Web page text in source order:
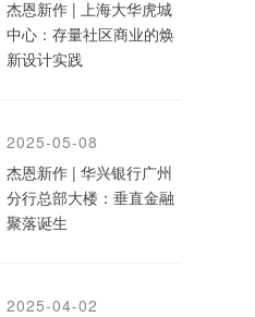
杰恩新作 | 上海大华虎城
中心：存量社区商业的焕
新设计实践
2025-05-08
杰恩新作 | 华兴银行广州
分行总部大楼：垂直金融
聚落诞生
2025-04-02